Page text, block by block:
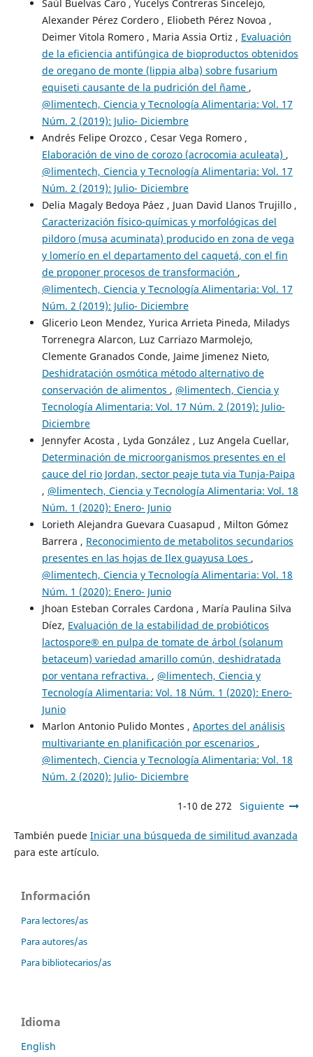
Saúl Buelvas Caro , Yucelys Contreras Sincelejo,
Alexander Pérez Cordero , Eliobeth Pérez Novoa ,
Deimer Vitola Romero , Maria Assia Ortiz , Evaluación
de la eficiencia antifúngica de bioproductos obtenidos
de oregano de monte (lippia alba) sobre fusarium
equiseti causante de la pudrición del ñame ,
@limentech, Ciencia y Tecnología Alimentaria: Vol. 17
Núm. 2 (2019): Julio- Diciembre
Andrés Felipe Orozco , Cesar Vega Romero ,
Elaboración de vino de corozo (acrocomia aculeata) ,
@limentech, Ciencia y Tecnología Alimentaria: Vol. 17
Núm. 2 (2019): Julio- Diciembre
Delia Magaly Bedoya Páez , Juan David Llanos Trujillo ,
Caracterización físico-químicas y morfológicas del
pildoro (musa acuminata) producido en zona de vega
y lomerío en el departamento del caquetá, con el fin
de proponer procesos de transformación ,
@limentech, Ciencia y Tecnología Alimentaria: Vol. 17
Núm. 2 (2019): Julio- Diciembre
Glicerio Leon Mendez, Yurica Arrieta Pineda, Miladys
Torrenegra Alarcon, Luz Carriazo Marmolejo,
Clemente Granados Conde, Jaime Jimenez Nieto,
Deshidratación osmótica método alternativo de
conservación de alimentos , @limentech, Ciencia y
Tecnología Alimentaria: Vol. 17 Núm. 2 (2019): Julio-
Diciembre
Jennyfer Acosta , Lyda González , Luz Angela Cuellar,
Determinación de microorganismos presentes en el
cauce del rio Jordan, sector peaje tuta via Tunja-Paipa
, @limentech, Ciencia y Tecnología Alimentaria: Vol. 18
Núm. 1 (2020): Enero- Junio
Lorieth Alejandra Guevara Cuasapud , Milton Gómez
Barrera , Reconocimiento de metabolitos secundarios
presentes en las hojas de Ilex guayusa Loes ,
@limentech, Ciencia y Tecnología Alimentaria: Vol. 18
Núm. 1 (2020): Enero- Junio
Jhoan Esteban Corrales Cardona , María Paulina Silva
Díez, Evaluación de la estabilidad de probióticos
lactospore® en pulpa de tomate de árbol (solanum
betaceum) variedad amarillo común, deshidratada
por ventana refractiva. , @limentech, Ciencia y
Tecnología Alimentaria: Vol. 18 Núm. 1 (2020): Enero-
Junio
Marlon Antonio Pulido Montes , Aportes del análisis
multivariante en planificación por escenarios ,
@limentech, Ciencia y Tecnología Alimentaria: Vol. 18
Núm. 2 (2020): Julio- Diciembre
1-10 de 272 Siguiente
También puede Iniciar una búsqueda de similitud avanzada
para este artículo.
Información
Para lectores/as
Para autores/as
Para bibliotecarios/as
Idioma
English